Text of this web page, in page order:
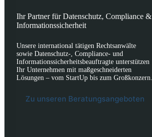
Ihr Partner für Datenschutz, Compliance &
Informationssicherheit
Unsere international tätigen Rechtsanwälte
sowie Datenschutz-, Compliance- und
Informationssicherheitsbeauftragte unterstützen
Ihr Unternehmen mit maßgeschneiderten
Lösungen – vom StartUp bis zum Großkonzern.
Zu unseren Beratungsangeboten